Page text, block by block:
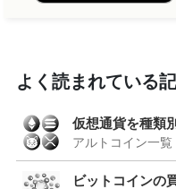
よく読まれている
仮想通貨を種類
アルトコイン一覧
ビットコインの